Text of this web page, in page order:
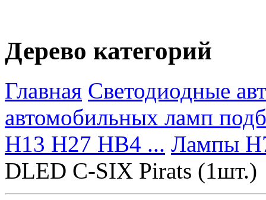
Дерево категорий
Главная Светодиодные
автомобильных ламп
H13 H27 HB4 ... Лампы
DLED C-SIX Pirats (1шт.)